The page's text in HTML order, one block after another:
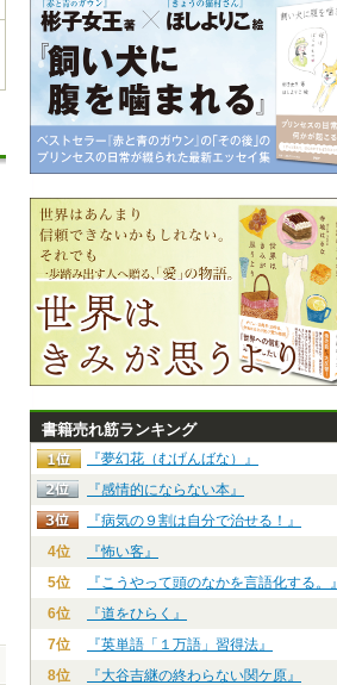
書籍売れ筋ランキング
『夢幻花（むげんばな）』
『感情的にならない本』
『病気の９割は自分で治せる！』
4位
『怖い客』
5位
『こうやって頭のなかを言語化する。』
6位
『道をひらく』
7位
『英単語「１万語」習得法』
8位
『大谷吉継の終わらない関ケ原』